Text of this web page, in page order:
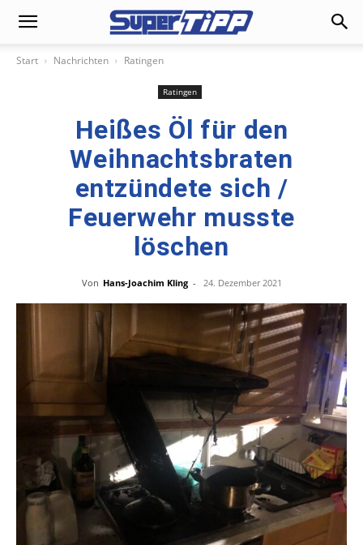
Start Nachrichten Ratingen
Ratingen
Heißes Öl für den
Weihnachtsbraten
entzündete sich /
Feuerwehr musste
löschen
Von Hans-Joachim Kling - 24. Dezember 2021